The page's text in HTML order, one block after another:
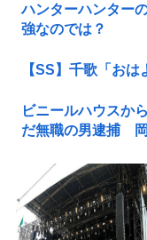
ハンターハンター
強なのでは？
【SS】千歌「お
ビニールハウスか
だ無職の男逮捕